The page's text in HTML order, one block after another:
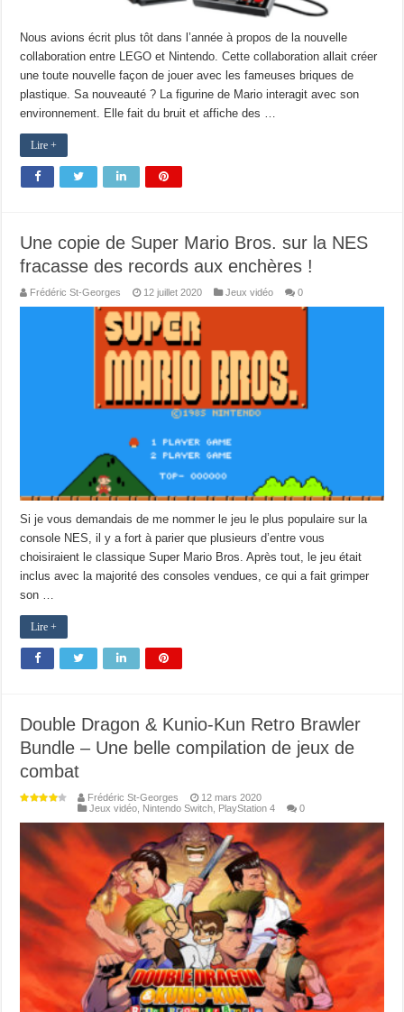
Nous avions écrit plus tôt dans l’année à propos de la nouvelle
collaboration entre LEGO et Nintendo. Cette collaboration allait créer
une toute nouvelle façon de jouer avec les fameuses briques de
plastique. Sa nouveauté ? La figurine de Mario interagit avec son
environnement. Elle fait du bruit et affiche des …
Lire +
Une copie de Super Mario Bros. sur la NES
fracasse des records aux enchères !
Frédéric St-Georges 12 juillet 2020 Jeux vidéo 0
Si je vous demandais de me nommer le jeu le plus populaire sur la
console NES, il y a fort à parier que plusieurs d’entre vous
choisiraient le classique Super Mario Bros. Après tout, le jeu était
inclus avec la majorité des consoles vendues, ce qui a fait grimper
son …
Lire +
Double Dragon & Kunio-Kun Retro Brawler
Bundle – Une belle compilation de jeux de
combat
Frédéric St-Georges
12 mars 2020
Jeux vidéo
Nintendo Switch PlayStation 4 0